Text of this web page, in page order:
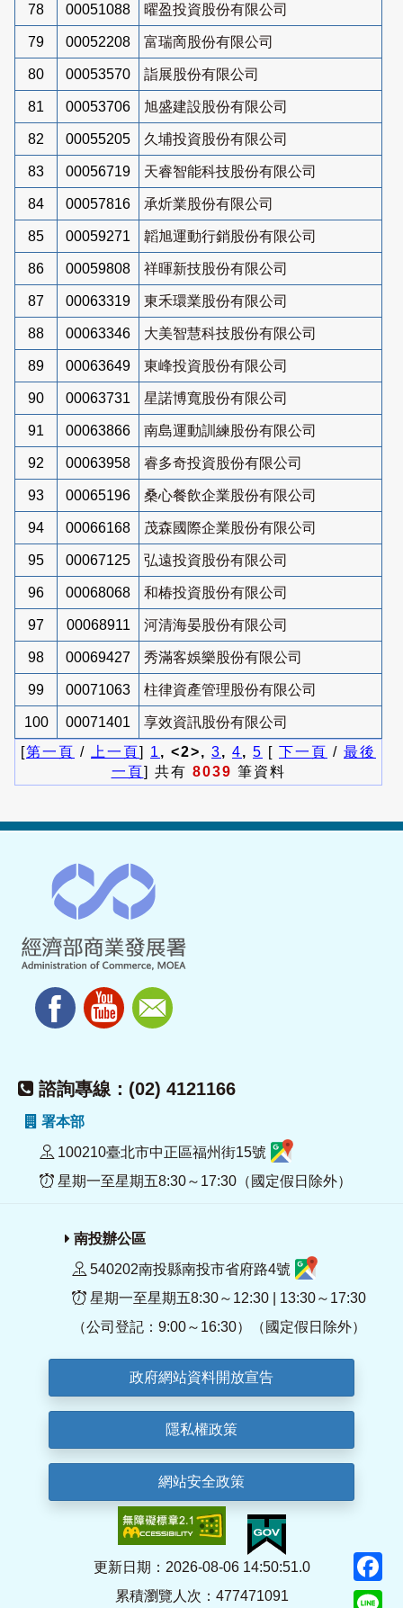
78 00051088 曜盈投資股份有限公司
79 00052208 富瑞啇股份有限公司
80 00053570 詣展股份有限公司
81 00053706 旭盛建設股份有限公司
82 00055205 久埔投資股份有限公司
83 00056719 天睿智能科技股份有限公司
84 00057816 承炘業股份有限公司
85 00059271 韜旭運動行銷股份有限公司
86 00059808 祥暉新技股份有限公司
87 00063319 東禾環業股份有限公司
88 00063346 大美智慧科技股份有限公司
89 00063649 東峰投資股份有限公司
90 00063731 星諾博寬股份有限公司
91 00063866 南島運動訓練股份有限公司
92 00063958 睿多奇投資股份有限公司
93 00065196 桑心餐飲企業股份有限公司
94 00066168 茂森國際企業股份有限公司
95 00067125 弘遠投資股份有限公司
96 00068068 和椿投資股份有限公司
97 00068911 河清海晏股份有限公司
98 00069427 秀滿客娛樂股份有限公司
99 00071063 柱律資產管理股份有限公司
100 00071401
享效資訊股份有限公司
[第一頁 / 上一頁] 1 , <2>, 3, 4, 5 [ 下一頁 / 最後
一頁] 共有 8039 筆資料
諮詢專線：(02) 4121166
署本部
100210臺北市中正區福州街15號
星期一至星期五8:30～17:30（國定假日除外）
南投辦公區
540202南投縣南投市省府路4號
星期一至星期五8:30～12:30 | 13:30～17:30
（公司登記：9:00～16:30）（國定假日除外）
政府網站資料開放宣告
隱私權政策
網站安全政策
更新日期：2026-08-06 14:50:51.0
累積瀏覽人次：477471091